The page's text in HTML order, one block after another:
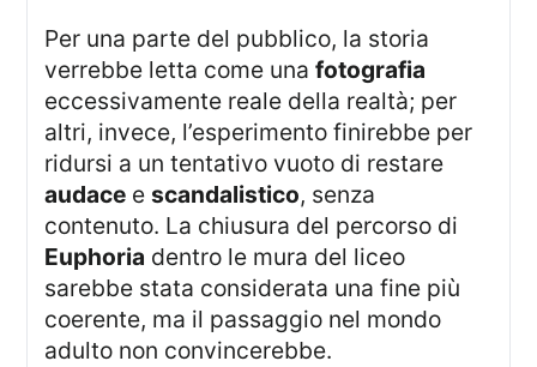
Per una parte del pubblico, la storia
verrebbe letta come unafotografia
eccessivamente reale della realtà; per
altri, invece, l’esperimento finirebbe per
ridursi a un tentativo vuoto di restare
audace escandalistico, senza
contenuto. La chiusura del percorso di
Euphoria dentro le mura del liceo
sarebbe stata considerata una fine più
coerente, ma il passaggio nel mondo
adulto non convincerebbe.